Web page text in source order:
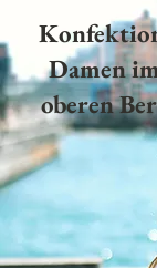
Damen
oberen